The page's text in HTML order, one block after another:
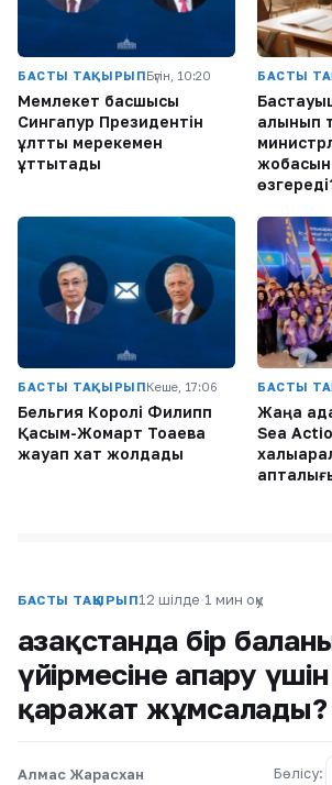
БАСТЫ ТАҚЫРЫПБүгін, 10:20
Мемлекет басшысы
Сингапур Президентін
ұлттық мерекемен
құттықтады
БАСТЫ
алынып
БАСТЫ ТАҚЫРЫПКеше, 17:06
Бельгия Королі Филипп
Қасым-Жомарт Тоқаевқа
жауап хат жолдады
БАСТЫ
Жаңа
Sea
БАСТЫ ТАҚЫРЫП12 шілде·1 мин оқу
Қазақстанда бір
үйірмесіне апару
қаражат жұмсалады?
Алмас Жарасхан Бөлісу: